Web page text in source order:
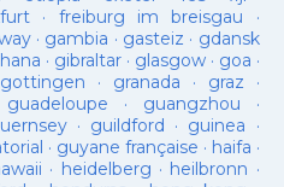
· freiburg im breisgau ·
· gambia · gasteiz · gdansk
· gibraltar· glasgow· goa ·
gottingen · granada · graz ·
guadeloupe · guangzhou ·
· guildford · guinea ·
· guyane française · haifa ·
· heidelberg · heilbronn ·